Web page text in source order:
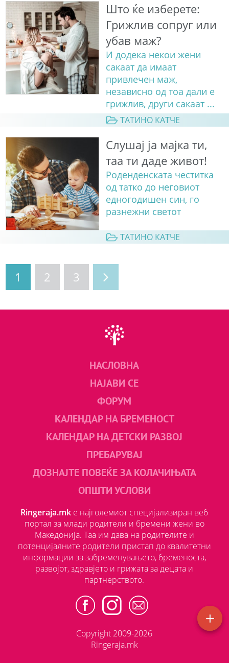
Што ќе изберете:
Грижлив сопруг или
убав маж?
И додека некои жени
сакаат да имаат
привлечен маж,
независно од тоа дали е
грижлив, други сакаат ...
ТАТИНО КАТЧЕ
Слушај ја мајка ти,
таа ти даде живот!
Роденденската честитка
од татко до неговиот
едногодишен син, го
разнежни светот
ТАТИНО КАТЧЕ
1 2 3
НАСЛОВНА
НАЈАВИ СЕ
ФОРУМ
КАЛЕНДАР НА БРЕМЕНОСТ
КАЛЕНДАР НА ДЕТСКИ РАЗВОЈ
ПРЕБАРУВАЈ
ДОЗНАЈТЕ ПОВЕЌЕ ЗА КОЛАЧИЊАТА
ОПШТИ УСЛОВИ
Ringeraja.mk е најголемиот специјализиран веб
портал за млади родители и бремени жени во
Македонија. Таа им дава на родителите и
потенцијалните родители пристап до квалитетни
информации за забременувањето, бременоста,
развојот, здравјето и грижата за децата и
партнерството.
Copyright 2009-2026
Ringeraja.mk